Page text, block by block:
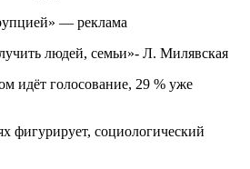
— реклама
людей, семьи»- Л. Милявская
идёт голосование, 29 % уже
фигурирует, социологический